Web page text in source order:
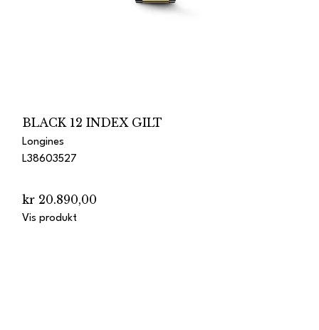
BLACK 12 INDEX GILT
Longines
L38603527
kr 20.890,00
Vis produkt